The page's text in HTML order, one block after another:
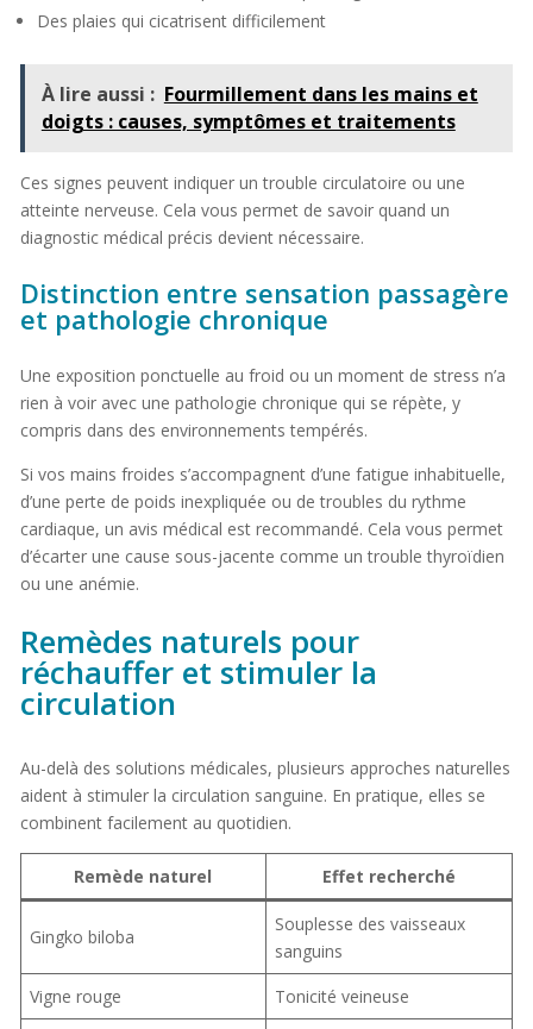
Des plaies qui cicatrisent difficilement
À lire aussi : Fourmillement dans les mains et
doigts : causes, symptômes et traitements
Ces signes peuvent indiquer un trouble circulatoire ou une
atteinte nerveuse. Cela vous permet de savoir quand un
diagnostic médical précis devient nécessaire.
Distinction entre sensation passagère
et pathologie chronique
Une exposition ponctuelle au froid ou un moment de stress n’a
rien à voir avec une pathologie chronique qui se répète, y
compris dans des environnements tempérés.
Si vos mains froides s’accompagnent d’une fatigue inhabituelle,
d’une perte de poids inexpliquée ou de troubles du rythme
cardiaque, un avis médical est recommandé. Cela vous permet
d’écarter une cause sous-jacente comme un trouble thyroïdien
ou une anémie.
Remèdes naturels pour
réchauffer et stimuler la
circulation
Au-delà des solutions médicales, plusieurs approches naturelles
aident à stimuler la circulation sanguine. En pratique, elles se
combinent facilement au quotidien.
Remède naturel Effet recherché
Gingko biloba
Souplesse des vaisseaux
sanguins
Vigne rouge
Tonicité veineuse